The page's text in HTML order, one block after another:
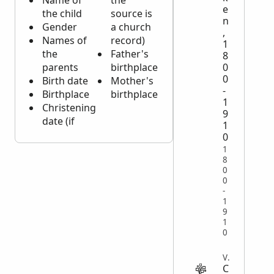
the child
Gender
Names of
the
parents
Birth date
Birthplace
Christening
date (if
source is
a church
record)
Father's
birthplace
Mother's
birthplace
e
n
,
1
8
0
0
-
1
9
1
0
1
8
0
0
-
1
9
1
0
VITAL
C